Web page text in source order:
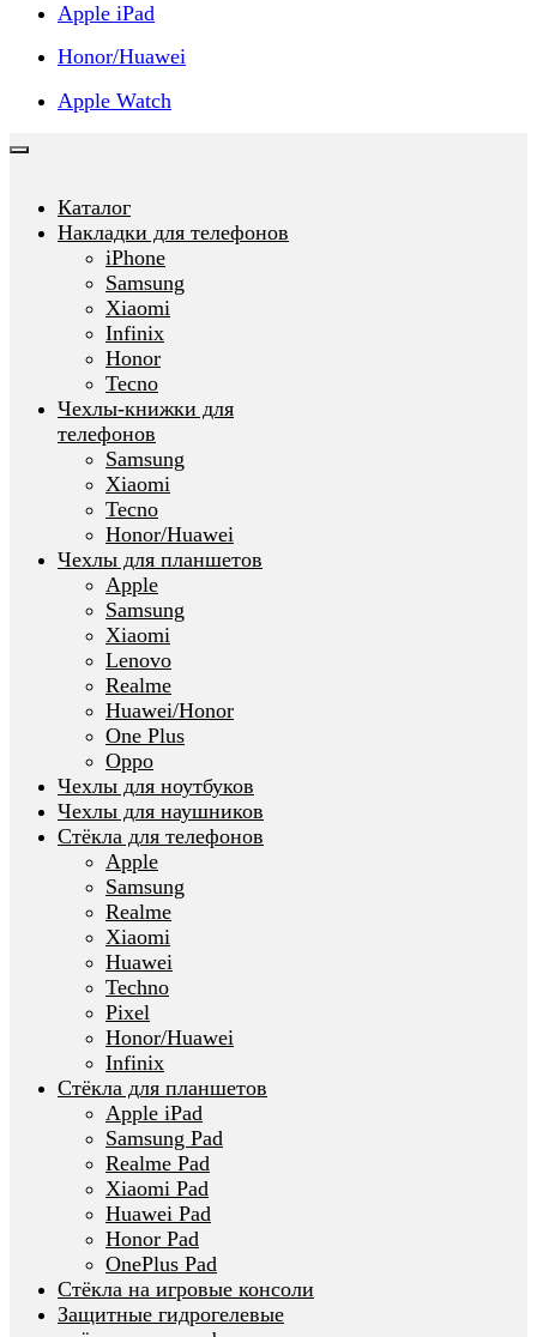
Apple iPad
Honor/Huawei
Apple Watch
Каталог
Накладки для телефонов
iPhone
Samsung
Xiaomi
Infinix
Honor
Tecno
Чехлы-книжки для
телефонов
Samsung
Xiaomi
Tecno
Honor/Huawei
Чехлы для планшетов
Apple
Samsung
Xiaomi
Lenovo
Realme
Huawei/Honor
One Plus
Oppo
Чехлы для ноутбуков
Чехлы для наушников
Стёкла для телефонов
Apple
Samsung
Realme
Xiaomi
Huawei
Techno
Pixel
Honor/Huawei
Infinix
Стёкла для планшетов
Apple iPad
Samsung Pad
Realme Pad
Xiaomi Pad
Huawei Pad
Honor Pad
OnePlus Pad
Стёкла на игровые консоли
Защитные гидрогелевые